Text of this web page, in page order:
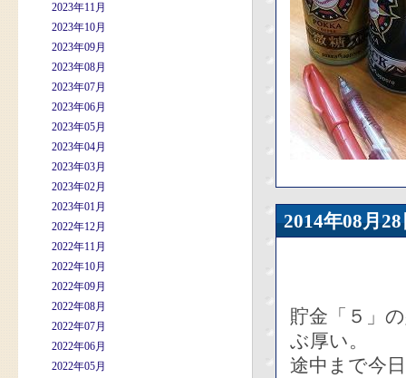
2023年11月
2023年10月
2023年09月
2023年08月
2023年07月
2023年06月
2023年05月
2023年04月
2023年03月
2023年02月
2023年01月
2022年12月
2022年11月
2022年10月
2022年09月
2022年08月
2022年07月
2022年06月
2022年05月
2014年08
貯金「５」
ぶ厚い。
途中まで今